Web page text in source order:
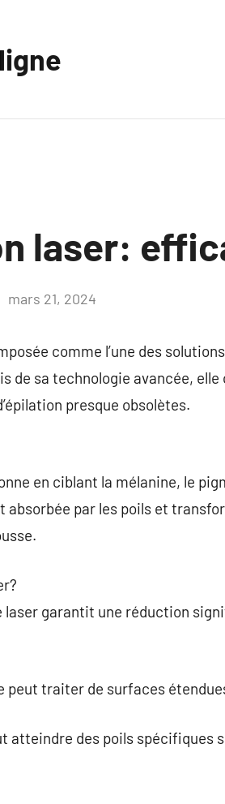
laser:
mars 21, 2024
comme l’une des
de sa technologie avancée,
presque obsolètes.
en ciblant la mélanine, le
absorbée par les poils et
laser garantit une réduction
peut traiter de surfaces
atteindre des poils spécifiques